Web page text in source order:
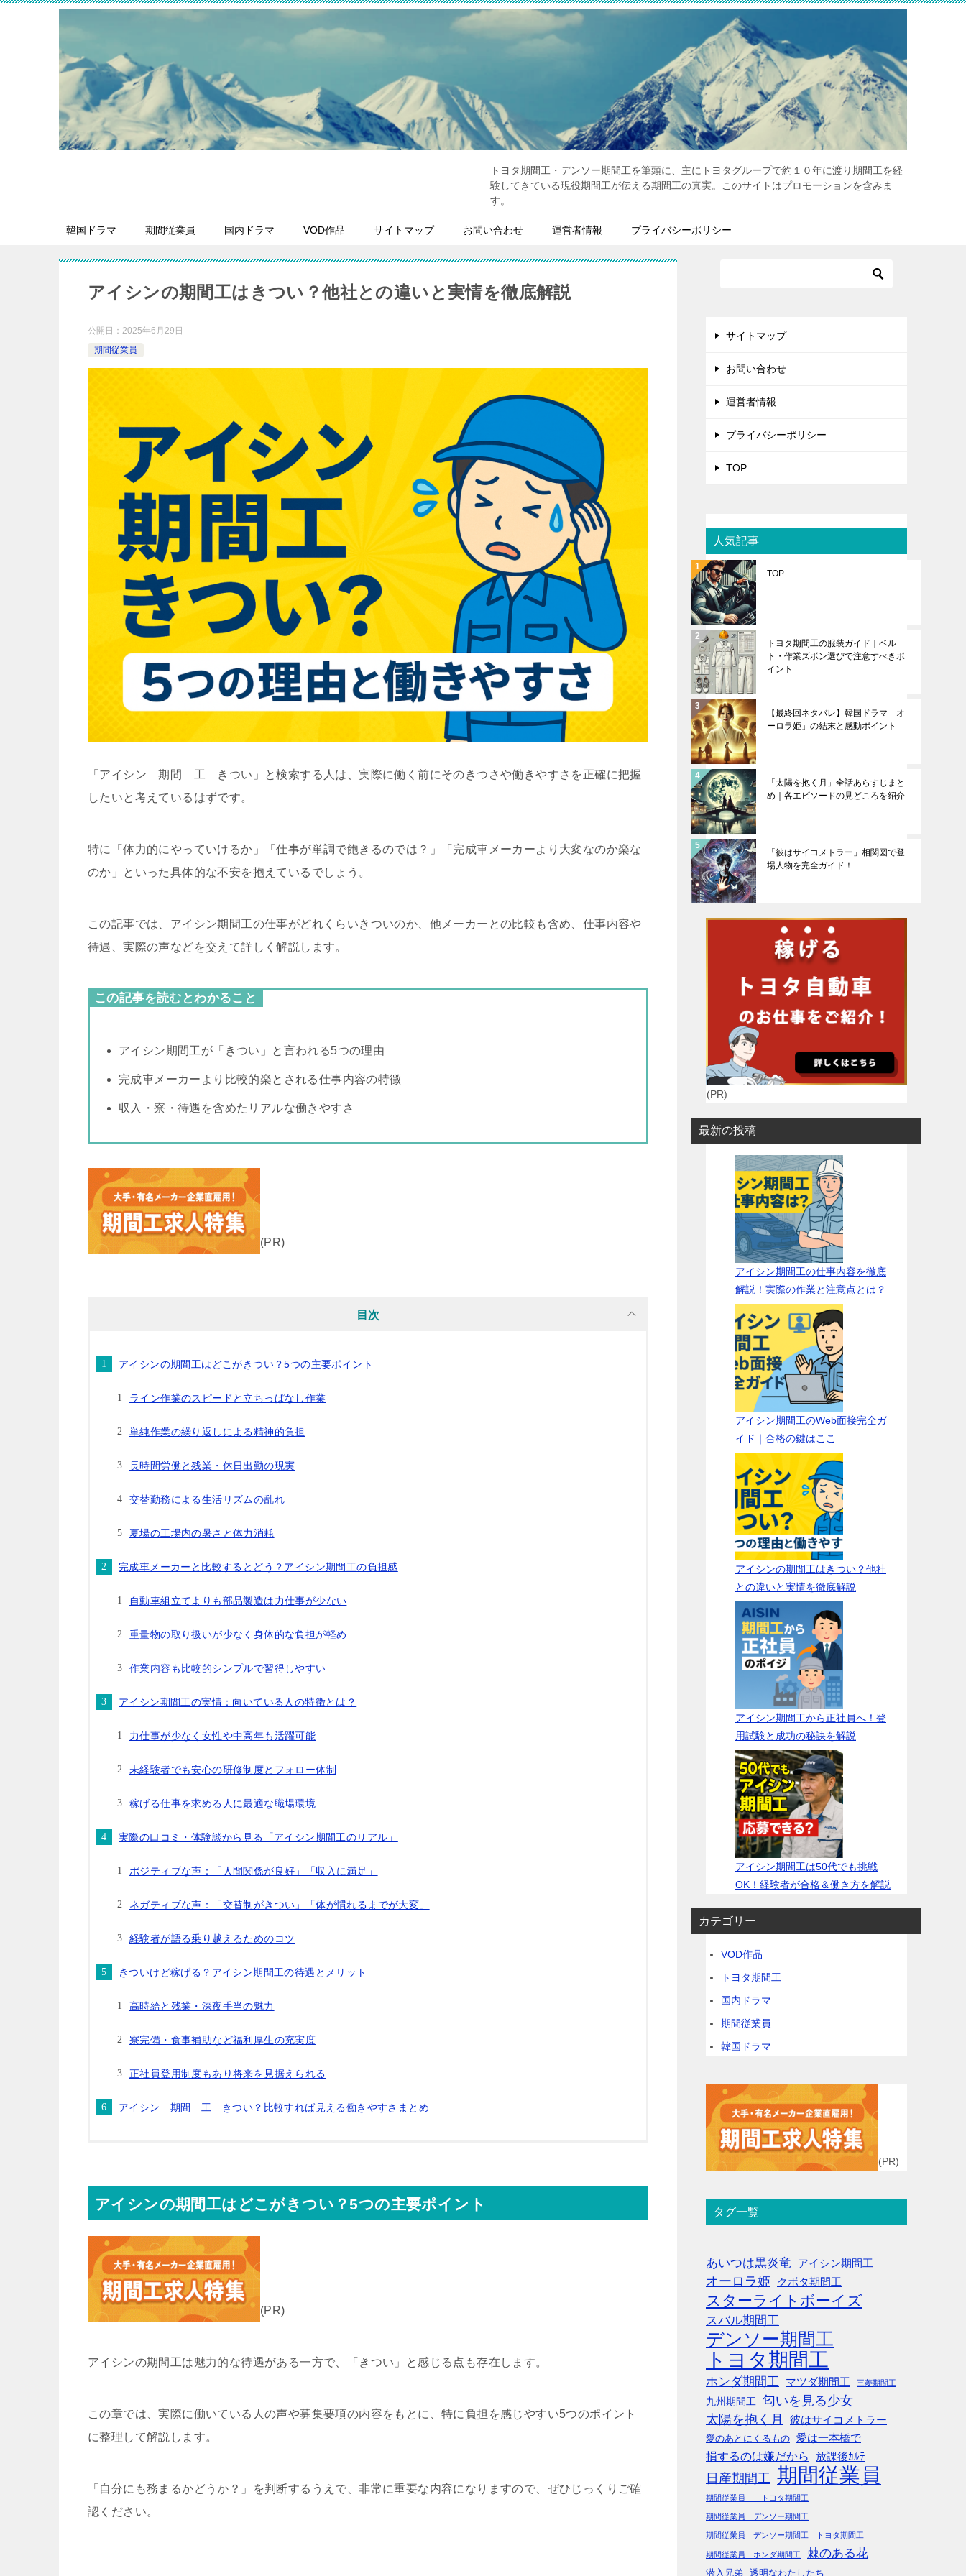
トヨタ期間工・デンソー期間工を筆頭に、主にトヨタグループで約１０年に渡り期間工を経
験してきている現役期間工が伝える期間工の真実。このサイトはプロモーションを含みま
す。
韓国ドラマ 期間従業員 国内ドラマ VOD作品 サイトマップ お問い合わせ 運営者情報 プライバシーポリシー
アイシンの期間工はきつい？他社との違いと実情を徹底解説
公開日： 2025年6月29日
期間従業員
「アイシン 期間 工 きつい」と検索する人は、実際に働く前にそのきつさや働きやすさを正確に把握
したいと考えているはずです。
特に「体力的にやっていけるか」「仕事が単調で飽きるのでは？」「完成車メーカーより大変なのか楽な
のか」といった具体的な不安を抱えているでしょう。
この記事では、アイシン期間工の仕事がどれくらいきついのか、他メーカーとの比較も含め、仕事内容や
待遇、実際の声などを交えて詳しく解説します。
この記事を読むとわかること
アイシン期間工が「きつい」と言われる5つの理由
完成車メーカーより比較的楽とされる仕事内容の特徴
収入・寮・待遇を含めたリアルな働きやすさ
(PR)
目次
アイシンの期間工はどこがきつい？5つの主要ポイント
ライン作業のスピードと立ちっぱなし作業
単純作業の繰り返しによる精神的負担
長時間労働と残業・休日出勤の現実
交替勤務による生活リズムの乱れ
夏場の工場内の暑さと体力消耗
完成車メーカーと比較するとどう？アイシン期間工の負担感
自動車組立てよりも部品製造は力仕事が少ない
重量物の取り扱いが少なく身体的な負担が軽め
作業内容も比較的シンプルで習得しやすい
アイシン期間工の実情：向いている人の特徴とは？
力仕事が少なく女性や中高年も活躍可能
未経験者でも安心の研修制度とフォロー体制
稼げる仕事を求める人に最適な職場環境
実際の口コミ・体験談から見る「アイシン期間工のリアル」
ポジティブな声：「人間関係が良好」「収入に満足」
ネガティブな声：「交替制がきつい」「体が慣れるまでが大変」
経験者が語る乗り越えるためのコツ
きついけど稼げる？アイシン期間工の待遇とメリット
高時給と残業・深夜手当の魅力
寮完備・食事補助など福利厚生の充実度
正社員登用制度もあり将来を見据えられる
アイシン 期間 工 きつい？比較すれば見える働きやすさまとめ
アイシンの期間工はどこがきつい？5つの主要ポイント
(PR)
アイシンの期間工は魅力的な待遇がある一方で、「きつい」と感じる点も存在します。
この章では、実際に働いている人の声や募集要項の内容をもとに、特に負担を感じやすい5つのポイント
に整理して解説します。
「自分にも務まるかどうか？」を判断するうえで、非常に重要な内容になりますので、ぜひじっくりご確
認ください。
サイトマップ
お問い合わせ
運営者情報
プライバシーポリシー
TOP
人気記事
TOP
トヨタ期間工の服装ガイド｜ベル
ト・作業ズボン選びで注意すべきポ
イント
【最終回ネタバレ】韓国ドラマ「オ
ーロラ姫」の結末と感動ポイント
「太陽を抱く月」全話あらすじまと
め｜各エピソードの見どころを紹介
「彼はサイコメトラー」相関図で登
場人物を完全ガイド！
(PR)
最新の投稿
アイシン期間工の仕事内容を徹底
解説！実際の作業と注意点とは？
アイシン期間工のWeb面接完全ガ
イド｜合格の鍵はここ
アイシンの期間工はきつい？他社
との違いと実情を徹底解説
アイシン期間工から正社員へ！登
用試験と成功の秘訣を解説
アイシン期間工は50代でも挑戦
OK！経験者が合格＆働き方を解説
カテゴリー
VOD作品
トヨタ期間工
国内ドラマ
期間従業員
韓国ドラマ
(PR)
タグ一覧
あいつは黒炎竜 アイシン期間工
オーロラ姫 クボタ期間工
スターライトボーイズ
スバル期間工
デンソー期間工
トヨタ期間工
ホンダ期間工 マツダ期間工 三菱期間工
九州期間工
匂いを見る少女
太陽を抱く月
彼はサイコメトラー
愛のあとにくるもの 愛は一本橋で
損するのは嫌だから 放課後ｶﾙﾃ
日産期間工 期間従業員
期間従業員 トヨタ期間工
期間従業員 デンソー期間工
期間従業員 デンソー期間工 トヨタ期間工
期間従業員 ホンダ期間工 棘のある花
潜入兄弟 透明なわたしたち